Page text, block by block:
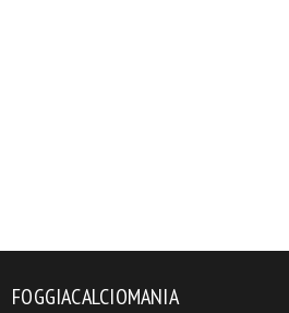
FOGGIACALCIOMANIA